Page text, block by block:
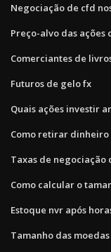
Negociação de cfd
Preço-alvo das ações
Comerciantes de
Futuros de gelo fx
Quais ações investir
Como retirar
Taxas de negociação
Como calcular o
Estoque nvr após
Tamanho das